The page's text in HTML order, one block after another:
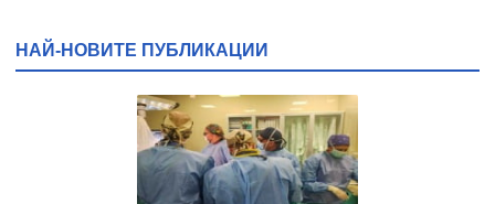
НАЙ-НОВИТЕ ПУБЛИКАЦИИ